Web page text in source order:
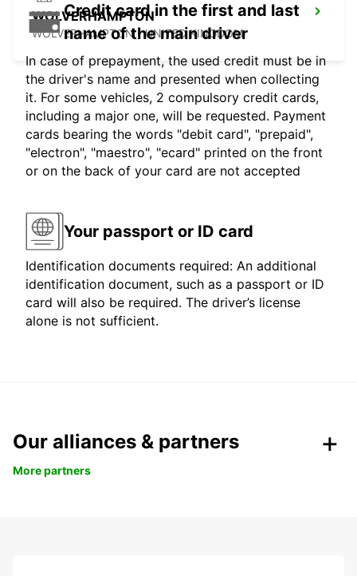
WOLVERHAMPTON
WOLVERHAMPTON - UNITED KINGDOM
Credit card in the first and last
name of the main driver
In case of prepayment, the used credit must be in
the driver's name and presented when collecting
it. For some vehicles, 2 compulsory credit cards,
including a major one, will be requested. Payment
cards bearing the words "debit card", "prepaid",
"electron", "maestro", "ecard" printed on the front
or on the back of your card are not accepted
Your passport or ID card
Identification documents required: An additional
identification document, such as a passport or ID
card will also be required. The driver’s license
alone is not sufficient.
Our alliances & partners
More partners